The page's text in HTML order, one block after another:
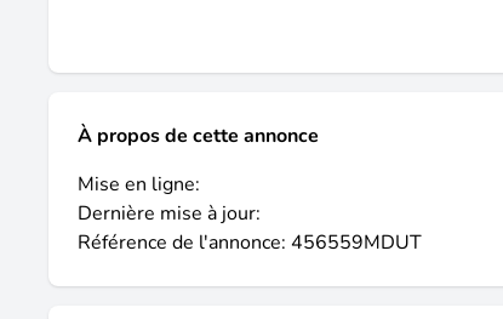
À propos de cette annonce
Mise en ligne:
Dernière mise à jour:
Référence de l'annonce: 456559MDUT